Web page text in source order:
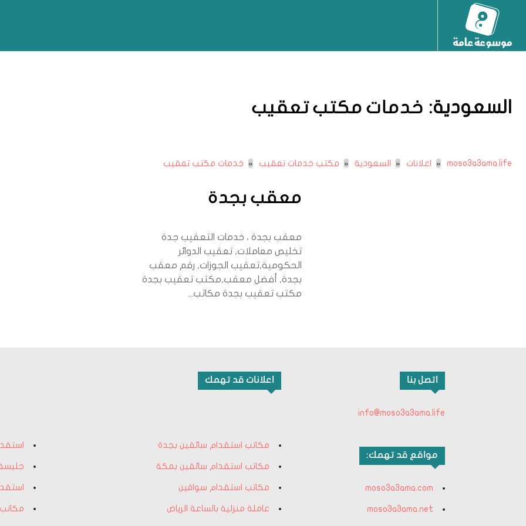
السعودية: خدمات مكتب تعقيب
moso3a3ama.life اعلانات السعودية مكتب خدمات تعقيب خدمات مكتب تعقيب
معقب بجدة
معقب بجدة ، خدمات التعقيب جدة
تخليص معاملات, تعقيب الدوائر
الحكومية,تعقيب الجوزات, رقم معقب
بجدة, أفضل معقب,مكتب تعقيب بجدة
مكتب تعقيب بجدة مكاتب...
اعلانات قد تهمك
مكاتب استقدام سائقين بجدة
مكاتب استقدام سائقين بمكة
مكاتب استقدام سواقين
عاملة منزلية بالساعة الرياض
اتصل بنا
info@moso3a3ama.life
مواقع قد تهمك:
moso3a3ama.com
moso3a3ama.net